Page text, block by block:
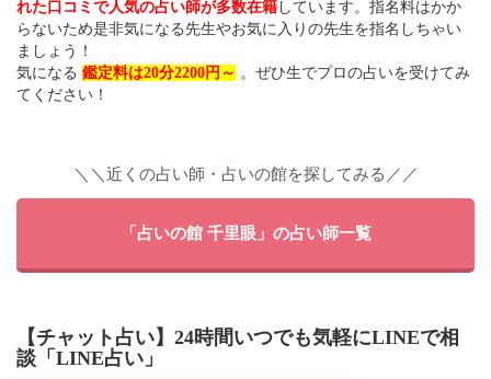
れた口コミで人気の占い師が多数在籍 しています。指名料はかか
らないため是非気になる先生やお気に入りの先生を指名しちゃい
ましょう！
気になる 鑑定料は20分2200円～ 。ぜひ生でプロの占いを受けてみ
てください！
＼＼近くの占い師・占いの館を探してみる／／
「占いの館 千里眼」の占い師一覧
【チャット占い】24時間いつでも気軽にLINEで相
談「LINE占い」